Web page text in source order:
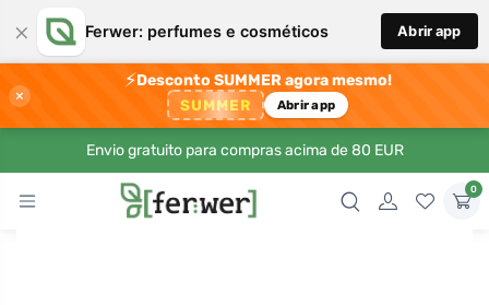
× Ferwer: perfumes e cosméticos Abrir app
×
⚡Desconto SUMMER agora mesmo!
SUMMER Abrir app
Envio gratuito para compras acima de 80 EUR
0